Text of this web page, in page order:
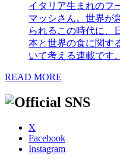
イタリア生まれのフ
マッシさん。世界が
られるこの時代に、
本と世界の食に関す
いて考える連載です。
READ MORE
X
Facebook
Instagram